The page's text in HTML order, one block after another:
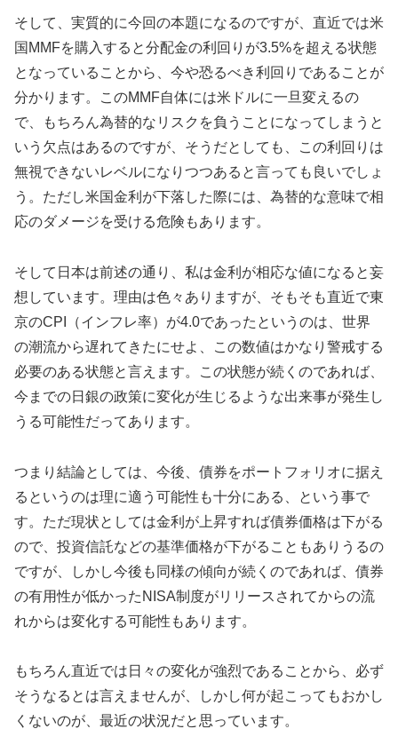
そして、実質的に今回の本題になるのですが、直近では米
国MMFを購入すると分配金の利回りが3.5%を超える状態
となっていることから、今や恐るべき利回りであることが
分かります。このMMF自体には米ドルに一旦変えるの
で、もちろん為替的なリスクを負うことになってしまうと
いう欠点はあるのですが、そうだとしても、この利回りは
無視できないレベルになりつつあると言っても良いでしょ
う。ただし米国金利が下落した際には、為替的な意味で相
応のダメージを受ける危険もあります。
そして日本は前述の通り、私は金利が相応な値になると妄
想しています。理由は色々ありますが、そもそも直近で東
京のCPI（インフレ率）が4.0であったというのは、世界
の潮流から遅れてきたにせよ、この数値はかなり警戒する
必要のある状態と言えます。この状態が続くのであれば、
今までの日銀の政策に変化が生じるような出来事が発生し
うる可能性だってあります。
つまり結論としては、今後、債券をポートフォリオに据え
るというのは理に適う可能性も十分にある、という事で
す。ただ現状としては金利が上昇すれば債券価格は下がる
ので、投資信託などの基準価格が下がることもありうるの
ですが、しかし今後も同様の傾向が続くのであれば、債券
の有用性が低かったNISA制度がリリースされてからの流
れからは変化する可能性もあります。
もちろん直近では日々の変化が強烈であることから、必ず
そうなるとは言えませんが、しかし何が起こってもおかし
くないのが、最近の状況だと思っています。